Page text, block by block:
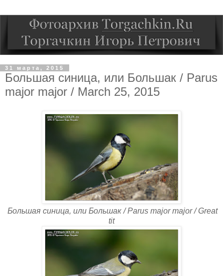
31 марта, 2015
Большая синица, или Большак / Parus
major major / March 25, 2015
Большая синица, или Большак / Parus major major / Great
tit